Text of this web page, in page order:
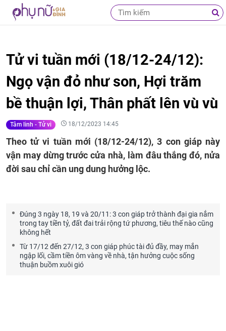
Tử vi tuần mới (18/12-24/12):
Ngọ vận đỏ như son, Hợi trăm
bề thuận lợi, Thân phất lên vù vù
Tâm linh - Tử vi 18/12/2023 14:45
Theo tử vi tuần mới (18/12-24/12), 3 con giáp này
vận may dừng trước cửa nhà, làm đâu thắng đó, nửa
đời sau chỉ cần ung dung hưởng lộc.
Đúng 3 ngày 18, 19 và 20/11: 3 con giáp trở thành đại gia nắm
trong tay tiền tỷ, đất đai trải rộng tứ phương, tiêu thế nào cũng
không hết
Từ 17/12 đến 27/12, 3 con giáp phúc tài đủ đầy, may mắn
ngập lối, cầm tiền ôm vàng về nhà, tận hưởng cuộc sống
thuận buồm xuôi gió